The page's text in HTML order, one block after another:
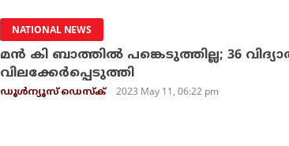
NATIONAL NEWS
മന്‍ കി ബാത്തില്‍ പങ്കെടുത്തില്ല; 36
വിലക്കേര്‍പ്പെടുത്തി
ഡൂള്‍ന്യൂസ് ഡെസ്‌ക് 2023 May 11, 06:22 pm